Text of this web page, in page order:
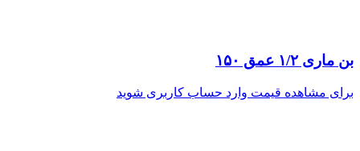
بن ماری ۱/۲ عمق ۱۵۰
برای مشاهده قیمت وارد حساب کاربری شوید